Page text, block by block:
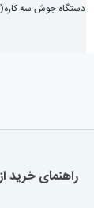
دستگاه جوش سه
راهنمای خرید